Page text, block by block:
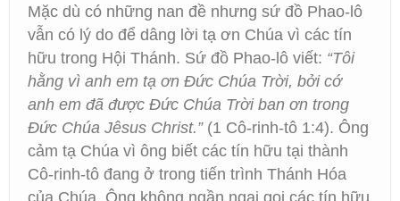
Mặc dù có những nan đề nhưng sứ đồ Phao-lô
vẫn có lý do để dâng lời tạ ơn Chúa vì các tín
hữu trong Hội Thánh. Sứ đồ Phao-lô viết: “Tôi
hằng vì anh em tạ ơn Đức Chúa Trời, bởi cớ
anh em đã được Đức Chúa Trời ban ơn trong
Đức Chúa Jêsus Christ.”(1 Cô-rinh-tô 1:4). Ông
cảm tạ Chúa vì ông biết các tín hữu tại thành
Cô-rinh-tô đang ở trong tiến trình Thánh Hóa
của Chúa. Ông không ngần ngại gọi các tín hữu